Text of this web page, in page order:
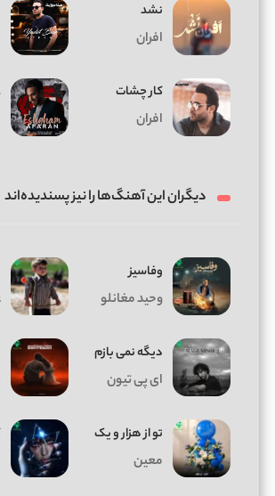
نشد
افران
کار چشات
افران
دیگران این آهنگ‌ها را نیز پسندیده‌اند
وفاسیز
وحید مغانلو
دیگه نمی بازم
ای پی تیون
تو از هزار و یک
معین